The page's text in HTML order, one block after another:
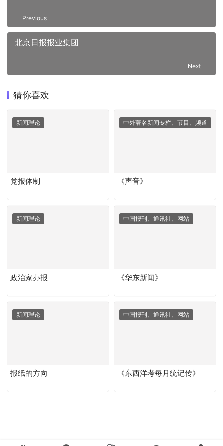
Previous
北京日报报业集团
Next
猜你喜欢
新闻理论
党报体制
中外著名新闻专栏、节目、频道
《声音》
新闻理论
政治家办报
中国报刊、通讯社、网站
《华东新闻》
新闻理论
报纸的方向
中国报刊、通讯社、网站
《东西洋考每月统记传》